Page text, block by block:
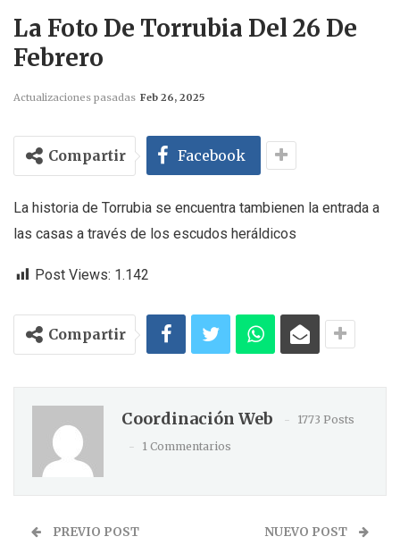
La Foto De Torrubia Del 26 De
Febrero
Actualizaciones pasadas Feb 26, 2025
Compartir Facebook
La historia de Torrubia se encuentra tambienen la entrada a
las casas a través de los escudos heráldicos
Post Views: 1.142
Compartir
Coordinación Web
1773 Posts
1 Commentarios
PREVIO POST NUEVO POST